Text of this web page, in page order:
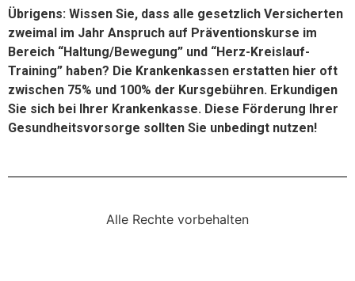
Übrigens: Wissen Sie, dass alle gesetzlich Versicherten
zweimal im Jahr Anspruch auf Präventionskurse im
Bereich “Haltung/Bewegung” und “Herz-Kreislauf-
Training” haben? Die Krankenkassen erstatten hier oft
zwischen 75% und 100% der Kursgebühren. Erkundigen
Sie sich bei Ihrer Krankenkasse. Diese Förderung Ihrer
Gesundheitsvorsorge sollten Sie unbedingt nutzen!
Alle Rechte vorbehalten